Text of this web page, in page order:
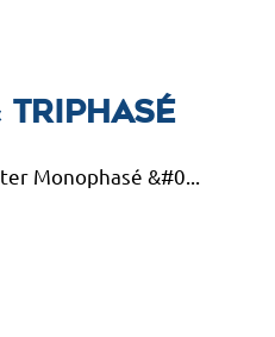
Triphasé
Monophasé &#0...